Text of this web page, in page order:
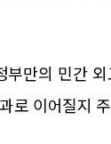
만의 민간
로 이어질지